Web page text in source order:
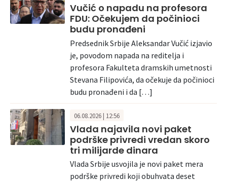
Vučić o napadu na profesora
FDU: Očekujem da počinioci
budu pronađeni
Predsednik Srbije Aleksandar Vučić izjavio
je, povodom napada na reditelja i
profesora Fakulteta dramskih umetnosti
Stevana Filipovića, da očekuje da počinioci
budu pronađeni i da […]
06.08.2026 | 12:56
Vlada najavila novi paket
podrške privredi vredan skoro
tri milijarde dinara
Vlada Srbije usvojila je novi paket mera
podrške privredi koji obuhvata deset